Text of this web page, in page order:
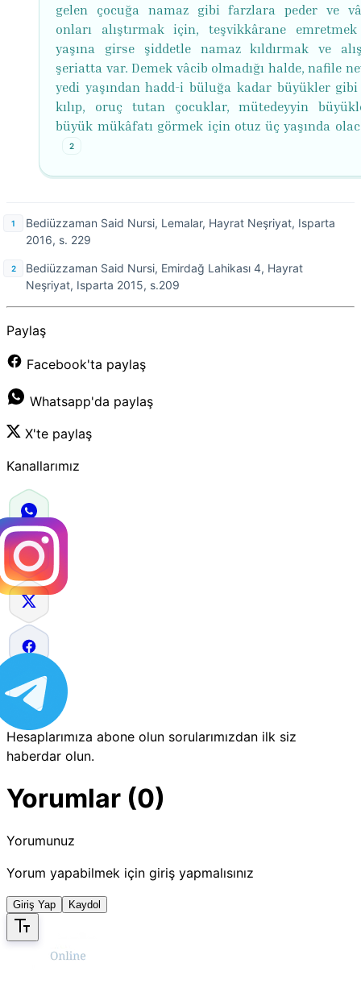
gelen çocuğa namaz gibi farzlara peder ve
onları alıştırmak için, teşvikkârane
yaşına girse şiddetle namaz kıldırmak ve
şeriatta var. Demek vâcib olmadığı halde, nafile
yedi yaşından hadd-i büluğa kadar büyükler
kılıp, oruç tutan çocuklar, mütedeyyin
büyük mükâfatı görmek için otuz üç yaşında
2
Bediüzzaman Said Nursi, Lemalar, Hayrat Neşriyat, Isparta
2016, s. 229
Bediüzzaman Said Nursi, Emirdağ Lahikası 4, Hayrat
Neşriyat, Isparta 2015, s.209
Paylaş
Facebook'ta paylaş
Whatsapp'da paylaş
X'te paylaş
Kanallarımız
Hesaplarımıza abone olun sorularımızdan ilk siz
haberdar olun.
Yorumlar (0)
Yorumunuz
Yorum yapabilmek için giriş yapmalısınız
Giriş Yap Kaydol